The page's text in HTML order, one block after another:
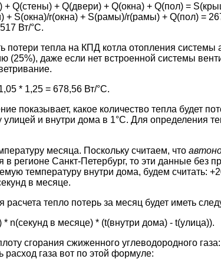
Q(стены) + Q(двери) + Q(окна) + Q(пол) =
+ S(окна)/r(окна) + S(рамы)/r(рамы) + Q(пол) =
Вт/°C.
потери тепла на КПД котла отопления
(25%), даже если нет встроенной системы
* 1,25 = 678,56 Вт/°C.
показывает, какое количество тепла будет
улицей и внутри дома в 1°С. Для определения
месяца. Поскольку считаем, что
в регионе Санкт-Петербург, то эти данные без
температуру внутри дома, будем считать:
в месяце.
расчета тепло потерь за месяц будет иметь
n(секунд в месяце) * (t(внутри дома) - t(улица)).
сгорания сжиженного углеводородного
газа вот по этой формуле: